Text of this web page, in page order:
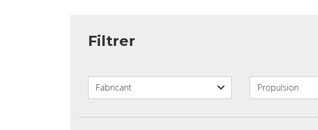
Fil­trer
Fabri­cant Pro­pul­sion